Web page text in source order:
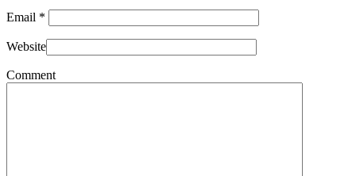
Email *
Website
Comment